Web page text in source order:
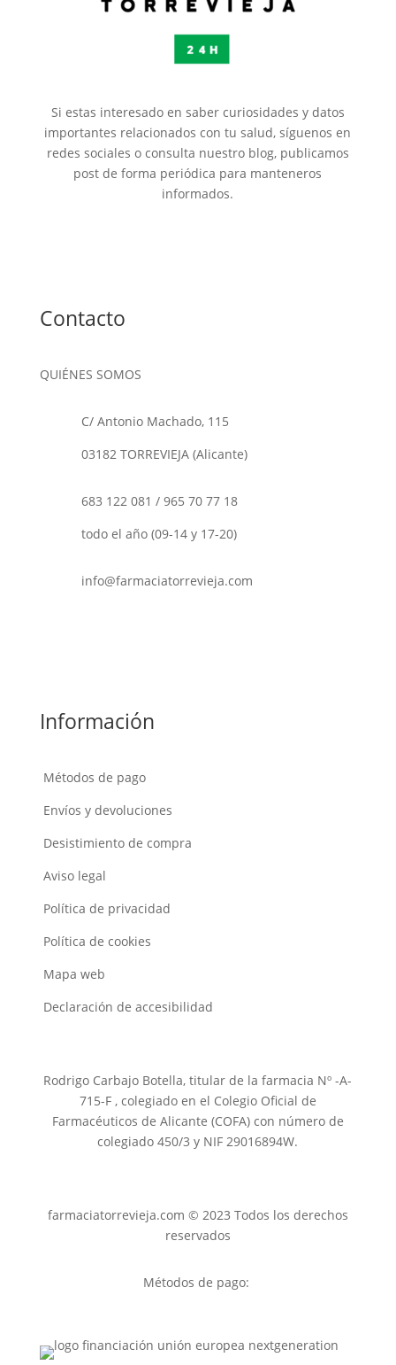
Si estas interesado en saber curiosidades y datos
importantes relacionados con tu salud, síguenos en
redes sociales o consulta nuestro blog, publicamos
post de forma periódica para manteneros
informados.
Contacto
QUIÉNES SOMOS
C/ Antonio Machado, 115
03182 TORREVIEJA (Alicante)
683 122 081 / 965 70 77 18
todo el año (09-14 y 17-20)
info@farmaciatorrevieja.com
Información
Métodos de pago
Envíos y devoluciones
Desistimiento de compra
Aviso legal
Política de privacidad
Política de cookies
Mapa web
Declaración de accesibilidad
Rodrigo Carbajo Botella, titular de la farmacia Nº -A-
715-F , colegiado en el Colegio Oficial de
Farmacéuticos de Alicante (COFA) con número de
colegiado 450/3 y NIF 29016894W.
farmaciatorrevieja.com © 2023 Todos los derechos
reservados
Métodos de pago: